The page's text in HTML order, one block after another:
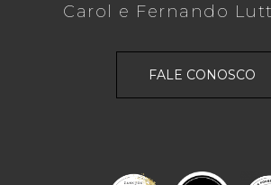
Carol e Fernando
FALE CONOSCO